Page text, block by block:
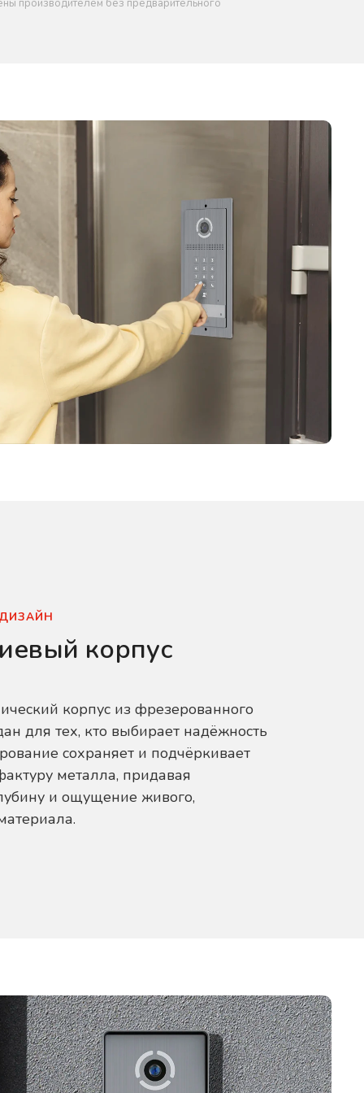
производителем без предварительного
корпус
корпус из фрезерованного
для тех, кто выбирает надёжность
сохраняет и подчёркивает
металла, придавая
и ощущение живого,